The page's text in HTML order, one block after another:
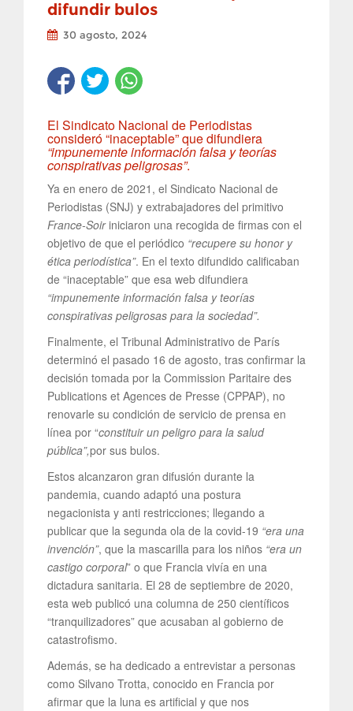
difundir bulos
30 agosto, 2024
El Sindicato Nacional de Periodistas
consideró “inaceptable” que difundiera
“impunemente información falsa y teorías
conspirativas peligrosas”.
Ya en enero de 2021, el Sindicato Nacional de
Periodistas (SNJ) y extrabajadores del primitivo
France-Soiriniciaron una recogida de firmas con el
objetivo de que el periódico “recupere su honor y
ética periodística”. En el texto difundido calificaban
de “inaceptable” que esa web difundiera
“impunemente información falsa y teorías
conspirativas peligrosas para la sociedad”.
Finalmente, el Tribunal Administrativo de París
determinó el pasado 16 de agosto, tras confirmar la
decisión tomada por la Commission Paritaire des
Publications et Agences de Presse (CPPAP), no
renovarle su condición de servicio de prensa en
línea por “constituir un peligro para la salud
pública”,por sus bulos.
Estos alcanzaron gran difusión durante la
pandemia, cuando adaptó una postura
negacionista y anti restricciones; llegando a
publicar que la segunda ola de la covid-19 “era una
invención”, que la mascarilla para los niños “era un
castigo corporal” o que Francia vivía en una
dictadura sanitaria. El 28 de septiembre de 2020,
esta web publicó una columna de 250 científicos
“tranquilizadores” que acusaban al gobierno de
catastrofismo.
Además, se ha dedicado a entrevistar a personas
como Silvano Trotta, conocido en Francia por
afirmar que la luna es artificial y que nos